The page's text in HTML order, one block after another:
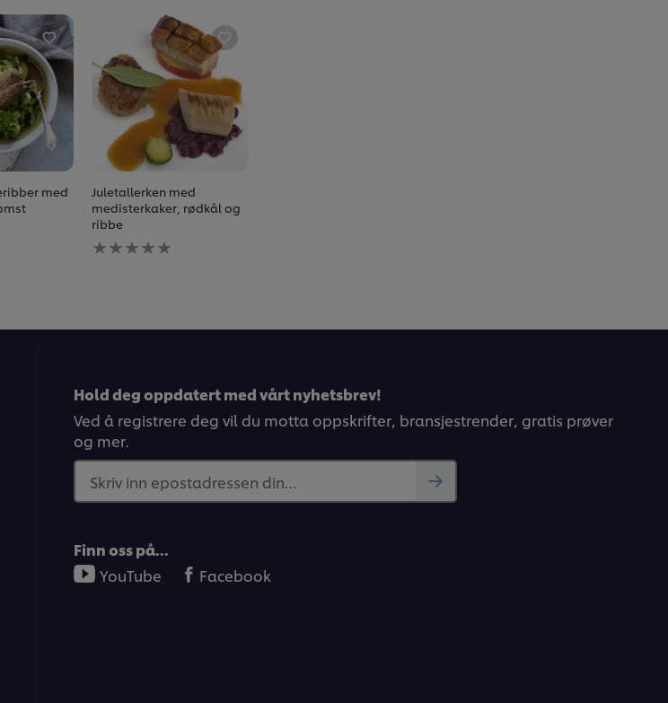
med
Juletallerken med
medisterkaker, rødkål og
ribbe
Ingen
vurderinger
Hold deg oppdatert med vårt nyhetsbrev!
Ved å registrere deg vil du motta oppskrifter, bransjestrender, gratis prøver
og mer.
Skriv inn epostadressen din…
Finn oss på…
YouTube
Facebook